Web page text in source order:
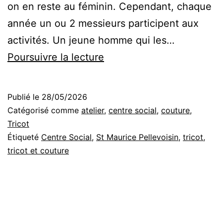
on en reste au féminin. Cependant, chaque
année un ou 2 messieurs participent aux
activités. Un jeune homme qui les…
Poursuivre la lecture
Publié le 28/05/2026
Catégorisé comme atelier, centre social, couture,
Tricot
Étiqueté Centre Social, St Maurice Pellevoisin, tricot,
tricot et couture